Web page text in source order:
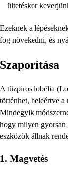
ültetéskor
Ezeknek a
fog növekedni, és
Szaporítása
A tűzpiros lobélia
történhet, beleértve a
Mindegyik
hogy milyen gyorsan
eszközök állnak
1. Magvetés